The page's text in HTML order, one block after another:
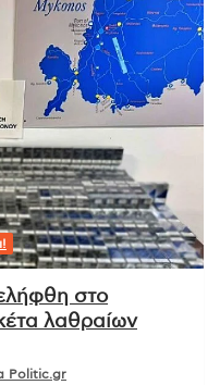
στο
λαθραίων
Politic.gr